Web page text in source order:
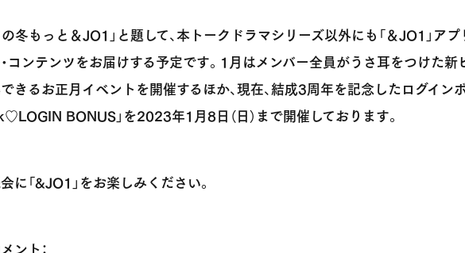
の冬もっと＆JO1」と題して、本トークドラマシリーズ以外にも「＆JO1」ア
コンテンツをお届けする予定です。1月はメンバー全員がうさ耳をつけた新
きるお正月イベントを開催するほか、現在、結成3周年を記念したログイン
♡LOGIN BONUS」を2023年1月8日（日）まで開催しております。
に「&JO1」をお楽しみください。
ント：